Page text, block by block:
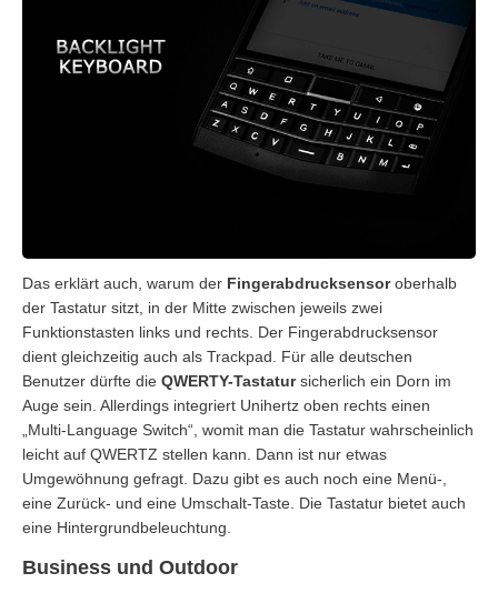
Das erklärt auch, warum der Fingerabdrucksensoroberhalb
der Tastatur sitzt, in der Mitte zwischen jeweils zwei
Funktionstasten links und rechts. Der Fingerabdrucksensor
dient gleichzeitig auch als Trackpad. Für alle deutschen
Benutzer dürfte die QWERTY-Tastatursicherlich ein Dorn im
Auge sein. Allerdings integriert Unihertz oben rechts einen
„Multi-Language Switch“, womit man die Tastatur wahrscheinlich
leicht auf QWERTZ stellen kann. Dann ist nur etwas
Umgewöhnung gefragt. Dazu gibt es auch noch eine Menü-,
eine Zurück- und eine Umschalt-Taste. Die Tastatur bietet auch
eine Hintergrundbeleuchtung.
Business und Outdoor